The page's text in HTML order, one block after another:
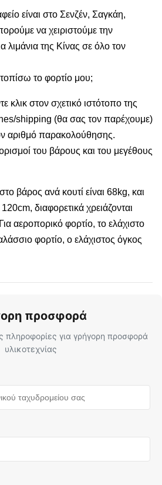
είναι στο Σενζέν, Σαγκάη,
να χειριστούμε την
λιμάνια της Κίνας σε όλο τον
το φορτίο μου;
στον σχετικό ιστότοπο της
shipping (θα σας τον παρέχουμε)
αριθμό παρακολούθησης.
του βάρους και του μεγέθους
βάρος ανά κουτί είναι 68kg, και
διαφορετικά χρειάζονται
αεροπορικό φορτίο, το ελάχιστο
φορτίο, ο ελάχιστος όγκος
προσφορά
πληροφορίες για γρήγορη προσφορά
υλικοτεχνίας